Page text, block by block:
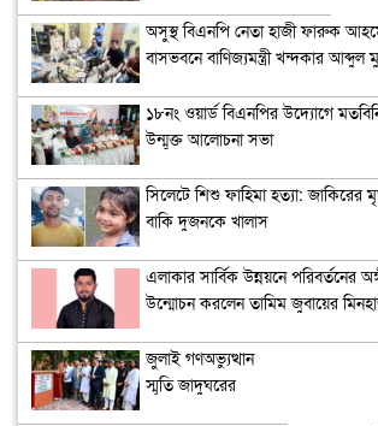
অসুস্থ বিএনপি নেতা হাজী ফারুক
বাসভবনে বাণিজ্যমন্ত্রী খন্দকার আব্দুল
১৮নং ওয়ার্ড বিএনপির উদ্যোগে
উন্মুক্ত আলোচনা সভা
সিলেটে শিশু ফাহিমা হত্যা: জাকিরের
বাকি দুজনকে খালাস
এলাকার সার্বিক উন্নয়নে পরিবর্তনের
উন্মোচন করলেন তামিম জুবায়ের
জুলাই গণঅভ্যুত্থান
স্মৃতি জাদুঘরের